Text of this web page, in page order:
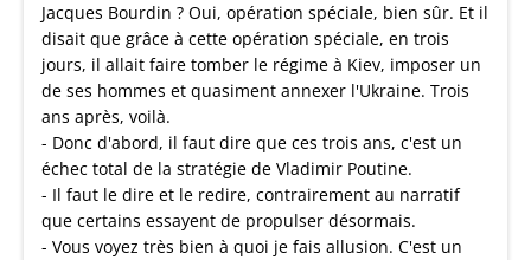
Jacques Bourdin ? Oui, opération spéciale, bien sûr. Et il
disait que grâce à cette opération spéciale, en trois
jours, il allait faire tomber le régime à Kiev, imposer un
de ses hommes et quasiment annexer l'Ukraine. Trois
ans après, voilà.
- Donc d'abord, il faut dire que ces trois ans, c'est un
échec total de la stratégie de Vladimir Poutine.
- Il faut le dire et le redire, contrairement au narratif
que certains essayent de propulser désormais.
- Vous voyez très bien à quoi je fais allusion. C'est un